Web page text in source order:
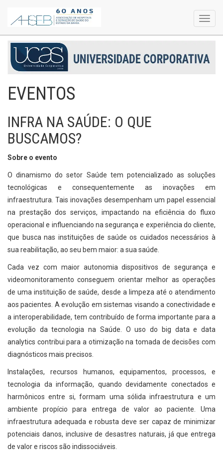
EVENTOS
INFRA NA SAÚDE: O QUE
BUSCAMOS?
Sobre o evento
O dinamismo do setor Saúde tem potencializado as soluções
tecnológicas e consequentemente as inovações em
infraestrutura. Tais inovações desempenham um papel essencial
na prestação dos serviços, impactando na eficiência do fluxo
operacional e influenciando na segurança e experiência do cliente,
que busca nas instituições de saúde os cuidados necessários à
sua reabilitação, ao seu bem maior: a sua saúde.
Cada vez com maior autonomia dispositivos de segurança e
videomonitoramento conseguem orientar melhor as operações
de uma instituição de saúde, desde a limpeza até o atendimento
aos pacientes. A evolução em sistemas visando a conectividade e
a interoperabilidade, tem contribuído de forma importante para a
evolução da tecnologia na Saúde. O uso do big data e data
analytics contribui para a otimização na tomada de decisões com
diagnósticos mais precisos.
Instalações, recursos humanos, equipamentos, processos, e
tecnologia da informação, quando devidamente conectados e
harmônicos entre si, formam uma sólida infraestrutura e um
ambiente propício para entrega de valor ao paciente. Uma
infraestrutura adequada e robusta deve ser capaz de minimizar
potenciais danos, inclusive de desastres naturais, já que entrega
de valor e riscos são indissociáveis.